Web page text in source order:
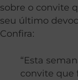
sobre o convite
seu último
Confira:
“Esta
convite que